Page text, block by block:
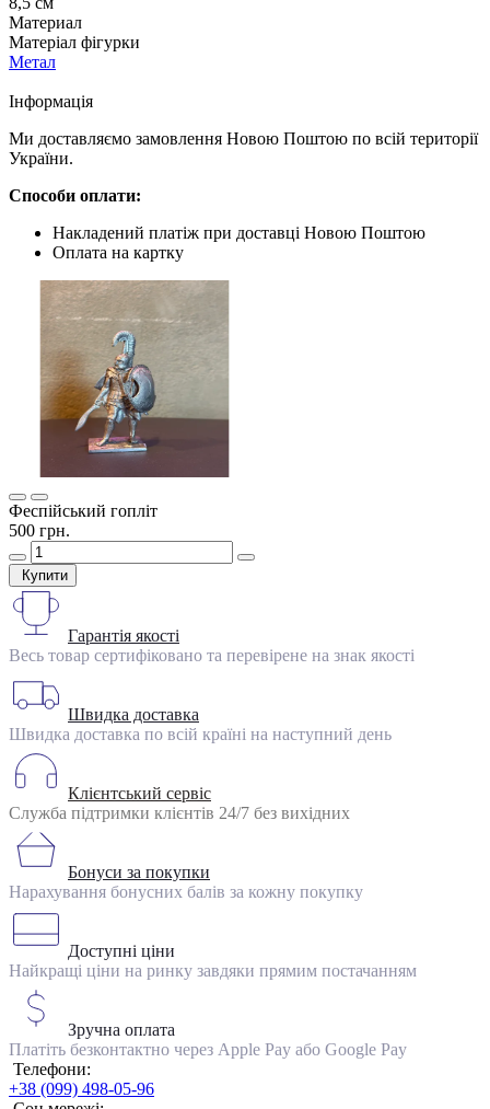
Материал
Матеріал фігурки
Метал
Iнформація
Ми доставляємо замовлення Новою Поштою по всій території
України.
Способи оплати:
Накладений платіж при доставці Новою Поштою
Оплата на картку
Феспійський гопліт
500 грн.
Купити
Гарантія якості
Весь товар сертифіковано та перевірене на знак якості
Швидка доставка
Швидка доставка по всій країні на наступний день
Клієнтський сервіс
Служба підтримки клієнтів 24/7 без вихідних
Бонуси за покупки
Нарахування бонусних балів за кожну покупку
Доступні ціни
Найкращі ціни на ринку завдяки прямим постачанням
Зручна оплата
Платіть безконтактно через Apple Pay або Google Pay
Телефони:
+38 (099) 498-05-96